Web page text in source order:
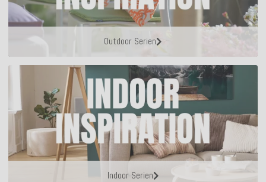
Outdoor Serien
Indoor Serien